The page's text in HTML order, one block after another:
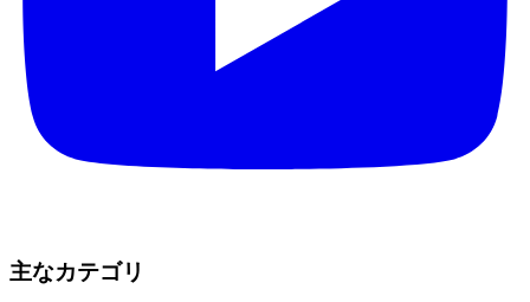
主なカテゴリ